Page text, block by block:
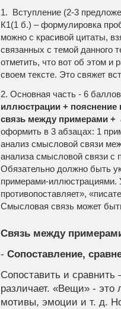
1. Вступление (2-3
К1(1 б.) – формулировка
можно с красивой цитаты,
связанных с темой данного
отметить, что вот об этом
своем тексте. Это свяжет
2. Основная часть - 6
иллюстрации +
связь между примерами
оформить в 3 абзацах: 1
анализ смысловой связи
анализа смысловой связи с
Обязательно должно быть
примерами-иллюстрациями.
противопоставляет»,
Смысловая связь может
Связь между
- Сопоставление,
Сопоставить и
различает. «Вещи» -
мотивы, эмоции и т. д.